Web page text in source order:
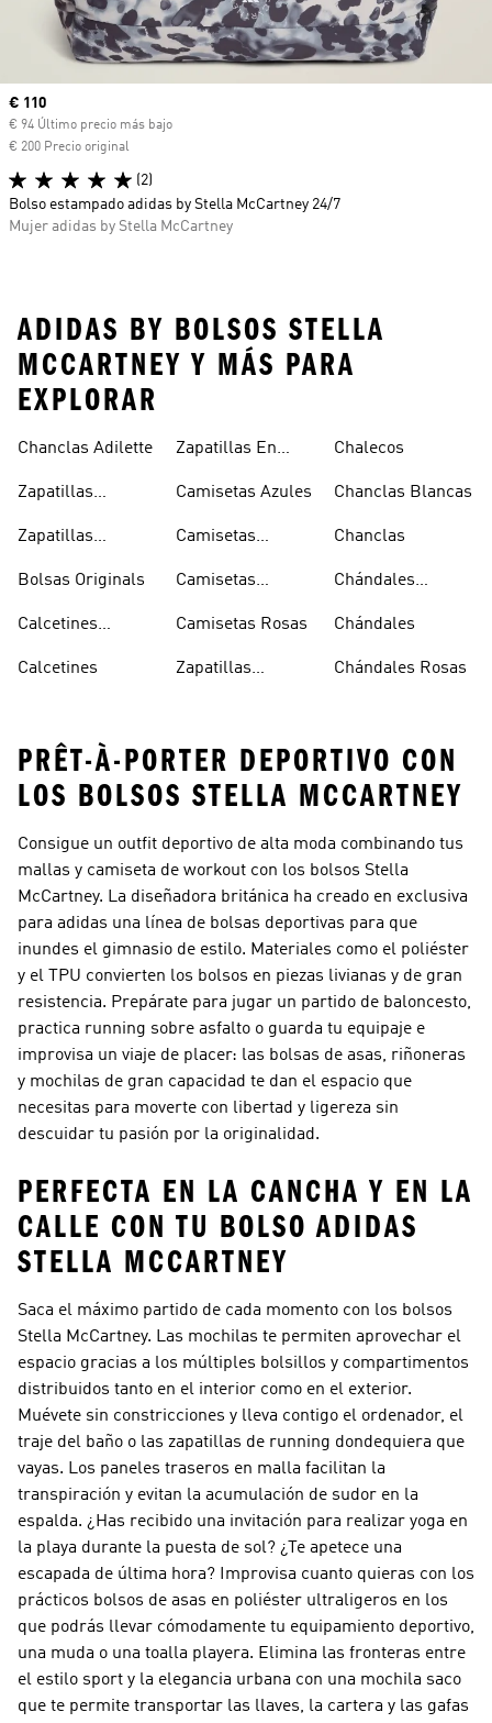
Precio actual
€ 110
€ 94 Último precio más bajo
€ 200 Precio original
(2)
Bolso estampado adidas by Stella McCartney 24/7
Mujer adidas by Stella McCartney
ADIDAS BY BOLSOS STELLA
MCCARTNEY Y MÁS PARA
EXPLORAR
Chanclas Adilette
Zapatillas
Zapatillas
Blancas
Bolsas Originals
Calcetines
Blancos
Calcetines
Zapatillas En
Camisetas Azules
Camisetas
Camisetas
Camisetas Rosas
Zapatillas
Chalecos
Chanclas Blancas
Chanclas
Chándales
Chándales
Chándales Rosas
PRÊT-À-PORTER DEPORTIVO CON
LOS BOLSOS STELLA MCCARTNEY
Consigue un outfit deportivo de alta moda combinando tus
mallas y camiseta de workout con los bolsos Stella
McCartney. La diseñadora británica ha creado en exclusiva
para adidas una línea de bolsas deportivas para que
inundes el gimnasio de estilo. Materiales como el poliéster
y el TPU convierten los bolsos en piezas livianas y de gran
resistencia. Prepárate para jugar un partido de baloncesto,
practica running sobre asfalto o guarda tu equipaje e
improvisa un viaje de placer: las bolsas de asas, riñoneras
y mochilas de gran capacidad te dan el espacio que
necesitas para moverte con libertad y ligereza sin
descuidar tu pasión por la originalidad.
PERFECTA EN LA CANCHA Y EN LA
CALLE CON TU BOLSO ADIDAS
STELLA MCCARTNEY
Saca el máximo partido de cada momento con los bolsos
Stella McCartney. Las mochilas te permiten aprovechar el
espacio gracias a los múltiples bolsillos y compartimentos
distribuidos tanto en el interior como en el exterior.
Muévete sin constricciones y lleva contigo el ordenador, el
traje del baño o las zapatillas de running dondequiera que
vayas. Los paneles traseros en malla facilitan la
transpiración y evitan la acumulación de sudor en la
espalda. ¿Has recibido una invitación para realizar yoga en
la playa durante la puesta de sol? ¿Te apetece una
escapada de última hora? Improvisa cuanto quieras con los
prácticos bolsos de asas en poliéster ultraligeros en los
que podrás llevar cómodamente tu equipamiento deportivo,
una muda o una toalla playera. Elimina las fronteras entre
el estilo sport y la elegancia urbana con una mochila saco
que te permite transportar las llaves, la cartera y las gafas